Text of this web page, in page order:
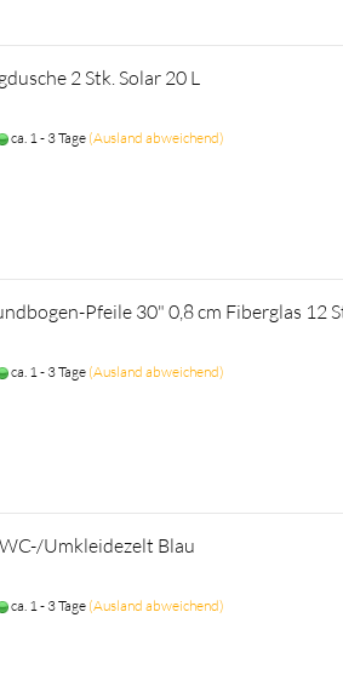
2 Stk. Solar 20 L
ca. 1 - 3 Tage (Ausland abweichend)
Pfeile 30" 0,8 cm Fiberglas 12
ca. 1 - 3 Tage (Ausland abweichend)
Umkleidezelt Blau
ca. 1 - 3 Tage (Ausland abweichend)